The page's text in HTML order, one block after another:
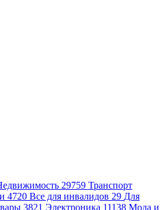
29759 Транспорт
4720 Все для инвалидов 29 Для
3821 Электроника 11138 Мода и